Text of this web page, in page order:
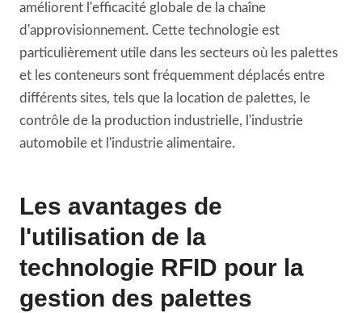
améliorent l'efficacité globale de la chaîne
d'approvisionnement. Cette technologie est
particulièrement utile dans les secteurs où les palettes
et les conteneurs sont fréquemment déplacés entre
différents sites, tels que la location de palettes, le
contrôle de la production industrielle, l'industrie
automobile et l'industrie alimentaire.
Les avantages de
l'utilisation de la
technologie RFID pour la
gestion des palettes